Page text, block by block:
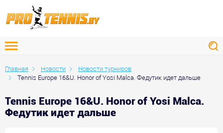
Главная Новости
Новости турниров
Tennis Europe 16&U. Honor of Yosi Malca. Федутик идет дальше
Tennis Europe 16&U. Honor of Yosi Malca.
Федутик идет дальше